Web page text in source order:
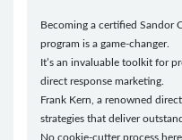
Becoming a certified Sandor
program is a game-changer.
It’s an invaluable toolkit for
direct response marketing.
Frank Kern, a renowned
strategies that deliver
No cookie-cutter process